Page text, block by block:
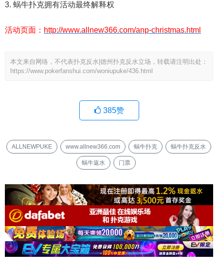
蜗牛扑克拥有活动最终解释权
活动页面： http://www.allnew366.com/anp-christmas.html
本文来自网络，不代表扑克反水|德州扑克反水立场，转载请注明出处：
https://www.pokerfanshui.com/woniupuke/436.html
385赞
ALLNEWPUKE www.allnew366.com 蜗牛扑克 蜗牛扑克反水
蜗牛返水 门票